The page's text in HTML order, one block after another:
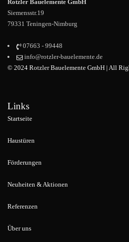
Rotzler Bauelemente GmbH
Siemensstr.19
79331 Teningen-Nimburg
07663 - 99448
info@rotzler-bauelemente.de
© 2024 Rotzler Bauelemente GmbH | All
Links
Startseite
Haustüren
Förderungen
Neuheiten & Aktionen
Referenzen
Über uns